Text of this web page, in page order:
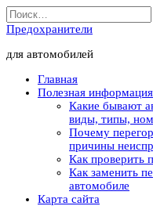
Перейти
к
содержанию
Search
for:
Предохранители
для автомобилей
Главная
Полезная информация
Какие бывают
виды, типы,
Почему
причины
Как проверить
Как заменить
автомобиле
Карта сайта